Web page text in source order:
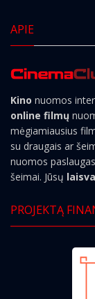
APIE
Kino nuomos
online filmų
mėgiamiausius
su draugais ar
nuomos
šeimai. Jūsų
PROJEKTĄ